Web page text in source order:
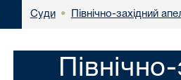
Суди • Північно-західний